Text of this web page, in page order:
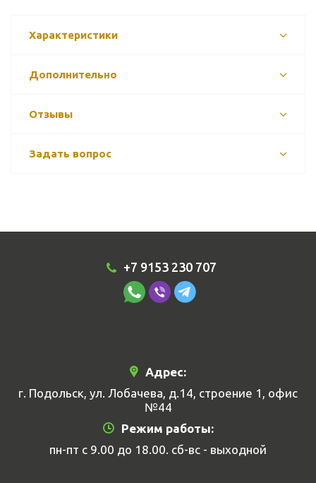
Характеристики
Дополнительно
Отзывы
Задать вопрос
+7 9153 230 707
Адрес:
г. Подольск, ул. Лобачева, д.14, строение 1, офис
№44
Режим работы:
пн-пт с 9.00 до 18.00. сб-вс - выходной